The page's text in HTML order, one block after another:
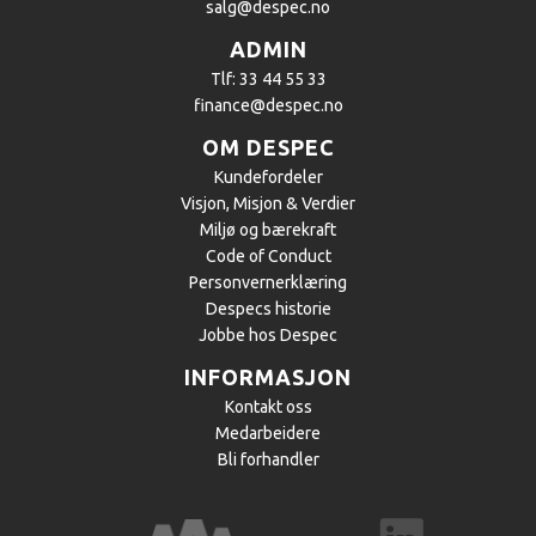
salg@despec.no
ADMIN
Tlf: 33 44 55 33
finance@despec.no
OM DESPEC
Kundefordeler
​Visjon, Misjon & Verdier
Miljø og bærekraft
Code of Conduct
Personvernerklæring
Despecs historie
Jobbe hos Despec
INFORMASJON
Kontakt oss
Medarbeidere
Bli forhandler